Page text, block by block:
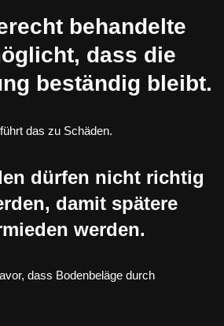
behandelte
dass die
beständig bleibt.
das zu Schäden.
dürfen nicht richtig
damit spätere
werden.
dass Bodenbeläge durch